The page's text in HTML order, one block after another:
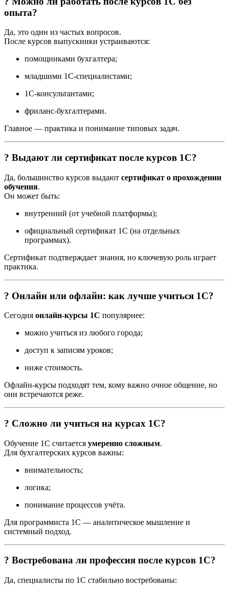
опыта?
Да, это один из частых вопросов.
После курсов выпускники устраиваются:
помощниками бухгалтера;
младшими 1С-специалистами;
1С-консультантами;
фриланс-бухгалтерами.
Главное — практика и понимание типовых задач.
? Выдают ли сертификат после курсов 1С?
Да, большинство курсов выдают сертификат о прохождении
обучения.
Он может быть:
внутренний (от учебной платформы);
официальный сертификат 1С (на отдельных
программах).
Сертификат подтверждает знания, но ключевую роль играет
практика.
? Онлайн или офлайн: как лучше учиться 1С?
Сегодня онлайн-курсы 1С популярнее:
можно учиться из любого города;
доступ к записям уроков;
ниже стоимость.
Офлайн-курсы подходят тем, кому важно очное общение, но
они встречаются реже.
? Сложно ли учиться на курсах 1С?
Обучение 1С считается умеренно сложным.
Для бухгалтерских курсов важны:
внимательность;
логика;
понимание процессов учёта.
Для программиста 1С — аналитическое мышление и
системный подход.
? Востребована ли профессия после курсов 1С?
Да, специалисты по 1С стабильно востребованы: